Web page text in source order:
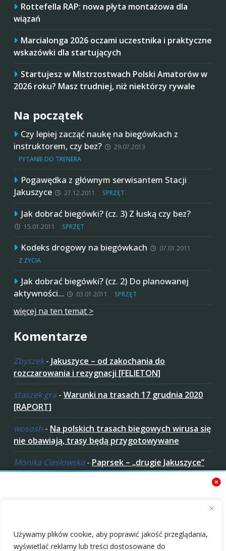
Używamy plików cookie, aby poprawić jakość przeglądania,
wyświetlać reklamy lub treści dostosowane do
Rottefella RAP: nowa płyta montażowa dla
wiązań
Marcialonga 2026 oczami uczestnika i praktyczne
wskazówki dla startujących
Startujesz w Mistrzostwach Polski Amatorów w
2026 roku? Masz trudniej, niż niektórzy rywale
Na początek
Czy lepiej zacząć naukę na biegówkach z
instruktorem, czy bez?
29.07.2013
PYTANIE DO TRENERA
Pogawędka z głównym serwisantem Stacji
Jakuszyce
27.12.2011 SPRZĘT
Jak dobrać biegówki? (cz. 3) Z łuską czy bez?
15.01.2011 SPRZĘT
Kodeks drogowy na biegówkach
07.01.2011
Z ŻYCIA
Jak dobrać biegówki? (cz. 2) Do planowanej
aktywności…
03.01.2011 SPRZĘT
więcej na ten temat >
Komentarze
Zbyszek- Jakuszyce – od zakochania do
rozczarowania i rezygnacji [FELIETON]
staszek gra - Warunki na trasach 17 grudnia 2020
[RAPORT]
wososh - Na polskich trasach biegowych wirusa się
nie obawiają, trasy będą przygotowywane
Monika Ciesłowska - Paprsek – „drugie Jakuszyce”
w „czeskich Bieszczadach”